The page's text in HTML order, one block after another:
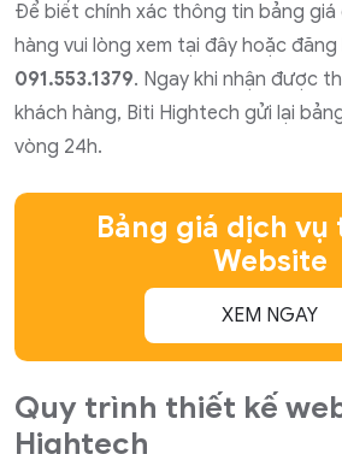
Để biết chính xác thông tin bảng giá
hàng vui lòng xem tại đây hoặc
091.553.1379. Ngay khi nhận được
khách hàng, Biti Hightech gửi lại
vòng 24h.
Bảng giá dịch vụ
Website
XEM NGAY
Quy trình thiết kế
Hightech